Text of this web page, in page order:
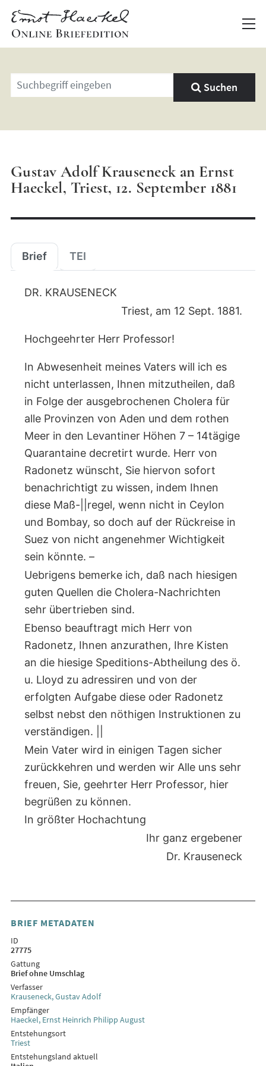
Geben
Sie
Suchbegriff
Suchen
Gustav Adolf Krauseneck an Ernst
Haeckel, Triest, 12. September 1881
Brief TEI
DR. KRAUSENECK
Triest, am 12 Sept. 1881.
Hochgeehrter Herr Professor!
In Abwesenheit meines Vaters will ich es
nicht unterlassen, Ihnen mitzutheilen, daß
in Folge der ausgebrochenen Cholera für
alle Provinzen von Aden und dem rothen
Meer in den Levantiner Höhen 7 – 14tägige
Quarantaine decretirt wurde. Herr von
Radonetz wünscht, Sie hiervon sofort
benachrichtigt zu wissen, indem Ihnen
diese Maß-||regel, wenn nicht in Ceylon
und Bombay, so doch auf der Rückreise in
Suez von nicht angenehmer Wichtigkeit
sein könnte. –
Uebrigens bemerke ich, daß nach hiesigen
guten Quellen die Cholera-Nachrichten
sehr übertrieben sind.
Ebenso beauftragt mich Herr von
Radonetz, Ihnen anzurathen, Ihre Kisten
an die hiesige Speditions-Abtheilung des ö.
u. Lloyd zu adressiren und von der
erfolgten Aufgabe diese oder Radonetz
selbst nebst den nöthigen Instruktionen zu
verständigen. ||
Mein Vater wird in einigen Tagen sicher
zurückkehren und werden wir Alle uns sehr
freuen, Sie, geehrter Herr Professor, hier
begrüßen zu können.
In größter Hochachtung
Ihr ganz ergebener
Dr. Krauseneck
BRIEF METADATEN
ID
27775
Gattung
Brief ohne Umschlag
Verfasser
Krauseneck, Gustav Adolf
Empfänger
Haeckel, Ernst Heinrich Philipp August
Entstehungsort
Triest
Entstehungsland aktuell